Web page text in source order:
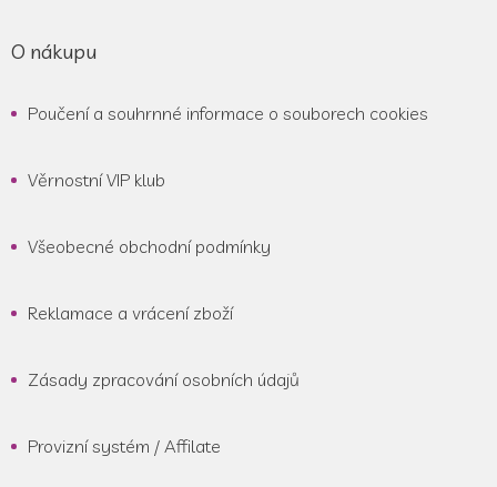
O nákupu
Poučení a souhrnné informace o souborech cookies
Věrnostní VIP klub
Všeobecné obchodní podmínky
Reklamace a vrácení zboží
Zásady zpracování osobních údajů
Provizní systém / Affilate